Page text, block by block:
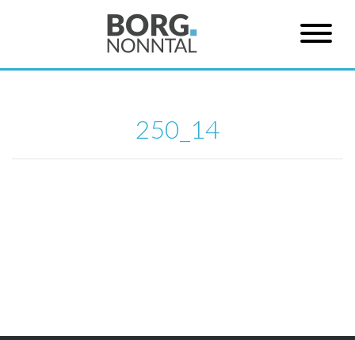
250_14